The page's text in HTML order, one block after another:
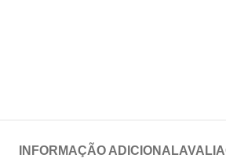
INFORMAÇÃO ADICIONAL